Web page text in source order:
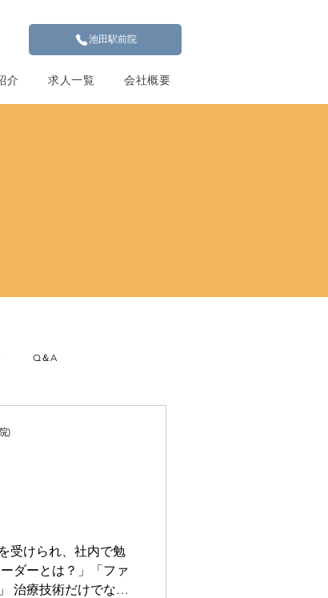
池田駅前院
介 求人一覧 会社概要
Q＆A
受けられ、社内で勉
ダーとは？」「ファ
治療技術だけでなく
)